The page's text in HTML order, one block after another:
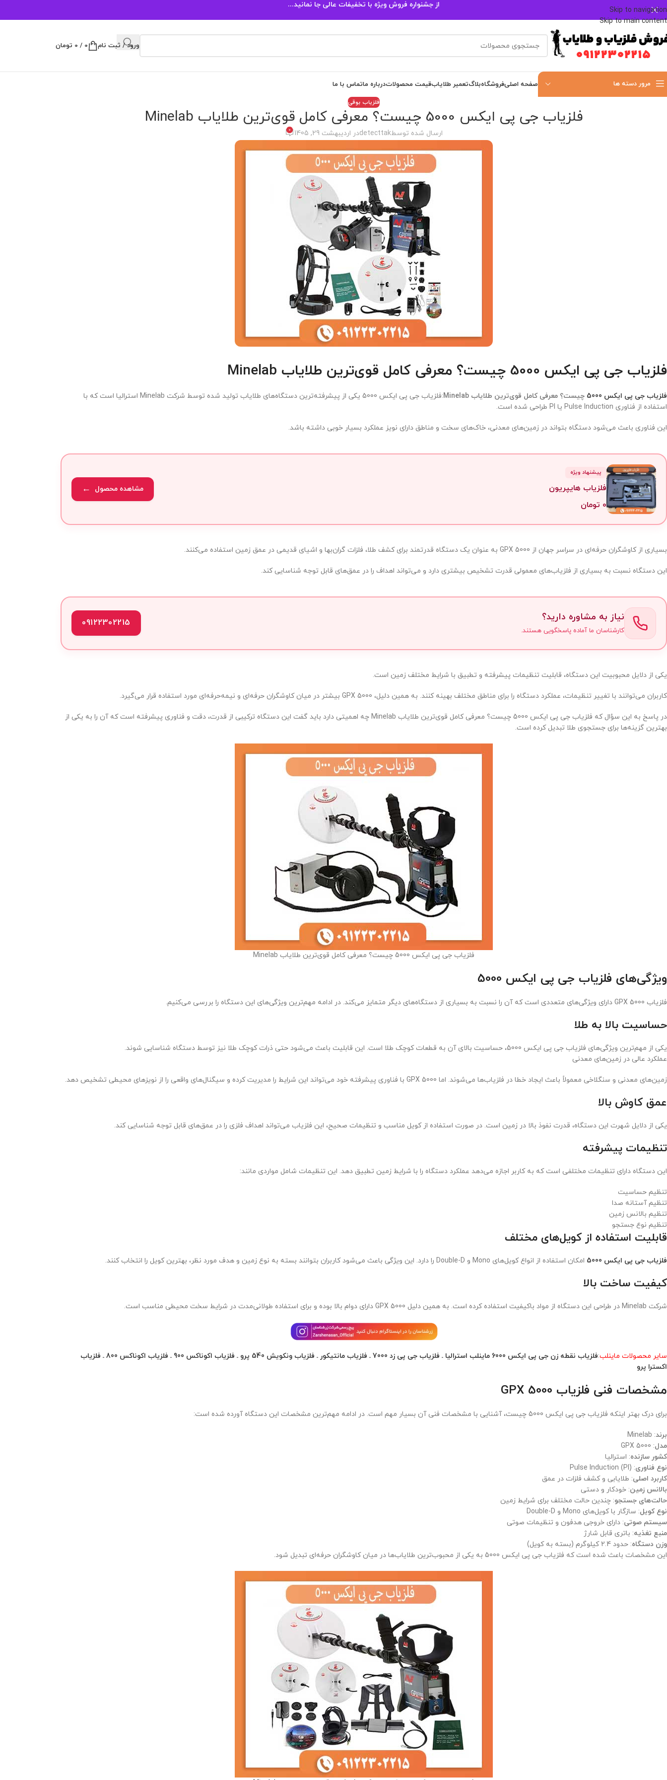
Skip to navigation
Skip to main content
از جشنواره فروش ویژه با تخفیفات عالی جا نمانید...
ورود / ثبت نام 0
/
0 تومان
مرور دسته ها صفحه اصلیفروشگاهبلاگتعمیر طلایابقیمت محصولاتدرباره ماتماس با ما
فلزیاب بوقی
فلزیاب جی پی ایکس 5000 چیست؟ معرفی کامل قوی‌ترین طلایاب Minelab
ارسال شده توسطdetecttakدر اردیبهشت 29, 1405 0
فلزیاب جی پی ایکس 5000 چیست؟ معرفی کامل قوی‌ترین طلایاب Minelab
فلزیاب جی پی ایکس 5000 چیست؟ معرفی کامل قوی‌ترین طلایاب Minelab
:فلزیاب جی پی ایکس 5000 یکی از پیشرفته‌ترین دستگاه‌های طلایاب تولید شده توسط شرکت Minelab استرالیا است که با
استفاده از فناوری Pulse Induction یا PI طراحی شده است.
این فناوری باعث می‌شود دستگاه بتواند در زمین‌های معدنی، خاک‌های سخت و مناطق دارای نویز عملکرد بسیار خوبی داشته باشد.
پیشنهاد ویژه
فلزیاب هایپریون
0 تومان
مشاهده محصول
بسیاری از کاوشگران حرفه‌ای در سراسر جهان از GPX 5000 به عنوان یک دستگاه قدرتمند برای کشف طلا، فلزات گران‌بها و اشیای قدیمی در عمق زمین استفاده می‌کنند.
این دستگاه نسبت به بسیاری از فلزیاب‌های معمولی قدرت تشخیص بیشتری دارد و می‌تواند اهداف را در عمق‌های قابل توجه شناسایی کند.
نیاز به مشاوره دارید؟
کارشناسان ما آماده پاسخگویی هستند.
09122302215
یکی از دلایل محبوبیت این دستگاه، قابلیت تنظیمات پیشرفته و تطبیق با شرایط مختلف زمین است.
کاربران می‌توانند با تغییر تنظیمات، عملکرد دستگاه را برای مناطق مختلف بهینه کنند. به همین دلیل، GPX 5000 بیشتر در میان کاوشگران حرفه‌ای و نیمه‌حرفه‌ای مورد استفاده قرار می‌گیرد.
در پاسخ به این سؤال که فلزیاب جی پی ایکس 5000 چیست؟ معرفی کامل قوی‌ترین طلایاب Minelab چه اهمیتی دارد باید گفت این دستگاه ترکیبی از قدرت، دقت و فناوری پیشرفته است که آن را به یکی از
بهترین گزینه‌ها برای جستجوی طلا تبدیل کرده است.
فلزیاب جی پی ایکس 5000 چیست؟ معرفی کامل قوی‌ترین طلایاب Minelab
ویژگی‌های فلزیاب جی پی ایکس 5000
فلزیاب GPX 5000 دارای ویژگی‌های متعددی است که آن را نسبت به بسیاری از دستگاه‌های دیگر متمایز می‌کند. در ادامه مهم‌ترین ویژگی‌های این دستگاه را بررسی می‌کنیم.
حساسیت بالا به طلا
یکی از مهم‌ترین ویژگی‌های فلزیاب جی پی ایکس 5000، حساسیت بالای آن به قطعات کوچک طلا است. این قابلیت باعث می‌شود حتی ذرات کوچک طلا نیز توسط دستگاه شناسایی شوند.
عملکرد عالی در زمین‌های معدنی
زمین‌های معدنی و سنگلاخی معمولاً باعث ایجاد خطا در فلزیاب‌ها می‌شوند. اما GPX 5000 با فناوری پیشرفته خود می‌تواند این شرایط را مدیریت کرده و سیگنال‌های واقعی را از نویزهای محیطی تشخیص دهد.
عمق کاوش بالا
یکی از دلایل شهرت این دستگاه، قدرت نفوذ بالا در زمین است. در صورت استفاده از کویل مناسب و تنظیمات صحیح، این فلزیاب می‌تواند اهداف فلزی را در عمق‌های قابل توجه شناسایی کند.
تنظیمات پیشرفته
این دستگاه دارای تنظیمات مختلفی است که به کاربر اجازه می‌دهد عملکرد دستگاه را با شرایط زمین تطبیق دهد. این تنظیمات شامل مواردی مانند:
تنظیم حساسیت
تنظیم آستانه صدا
تنظیم بالانس زمین
تنظیم نوع جستجو
قابلیت استفاده از کویل‌های مختلف
فلزیاب جی پی ایکس 5000 امکان استفاده از انواع کویل‌های Mono و Double-D را دارد. این ویژگی باعث می‌شود کاربران بتوانند بسته به نوع زمین و هدف مورد نظر، بهترین کویل را انتخاب کنند.
کیفیت ساخت بالا
شرکت Minelab در طراحی این دستگاه از مواد باکیفیت استفاده کرده است. به همین دلیل GPX 5000 دارای دوام بالا بوده و برای استفاده طولانی‌مدت در شرایط سخت محیطی مناسب است.
سایر محصولات ماینلب:فلزیاب نقطه زن جی پی ایکس 6000 ماینلب استرالیا ـ فلزیاب جی پی زد 7000 ـ فلزیاب مانتیکور ـ فلزیاب ونکویش 540 پرو ـ فلزیاب اکوناکس 900 ـ فلزیاب اکوناکس 800 ـ فلزیاب
اکسترا پرو
مشخصات فنی فلزیاب GPX 5000
برای درک بهتر اینکه فلزیاب جی پی ایکس 5000 چیست، آشنایی با مشخصات فنی آن بسیار مهم است. در ادامه مهم‌ترین مشخصات این دستگاه آورده شده است:
برند: Minelab
مدل: GPX 5000
کشور سازنده: استرالیا
نوع فناوری: Pulse Induction (PI)
کاربرد اصلی: طلایابی و کشف فلزات در عمق
بالانس زمین: خودکار و دستی
حالت‌های جستجو: چندین حالت مختلف برای شرایط زمین
نوع کویل: سازگار با کویل‌های Mono و Double-D
سیستم صوتی: دارای خروجی هدفون و تنظیمات صوتی
منبع تغذیه: باتری قابل شارژ
وزن دستگاه: حدود 2.4 کیلوگرم (بسته به کویل)
این مشخصات باعث شده است که فلزیاب جی پی ایکس 5000 به یکی از محبوب‌ترین طلایاب‌ها در میان کاوشگران حرفه‌ای تبدیل شود.